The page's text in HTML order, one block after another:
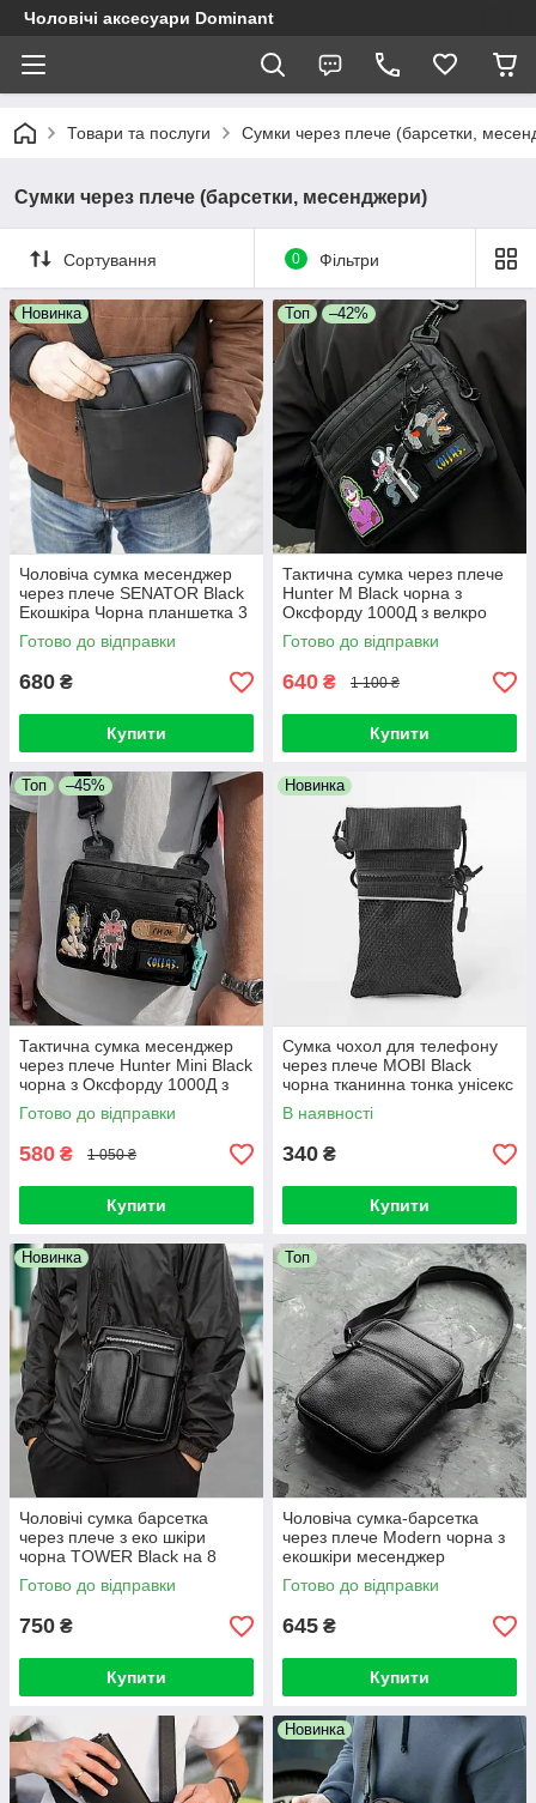
Чоловічі аксесуари Dominant
Товари та послуги Сумки через плече (барсетки,
Сумки через плече (барсетки, месенджери)
Сортування 0 Фільтри
Новинка
Чоловіча сумка месенджер
через плече SENATOR Black
Екошкіра Чорна планшетка 3
відділення
Готово до відправки
680 ₴
Купити
Топ –42%
Тактична сумка через плече
Hunter M Black чорна з
Оксфорду 1000Д з велкро
панеллю для патчів
месенджер барсетка
Готово до відправки
640 ₴ 1 100 ₴
Купити
Топ –45%
Тактична сумка месенджер
через плече Hunter Mini Black
чорна з Оксфорду 1000Д з
велкро панеллю для патчів
барсетка
Готово до відправки
580 ₴ 1 050 ₴
Купити
Новинка
Сумка чохол для телефону
через плече MOBI Black
чорна тканинна тонка унісекс
18х10х2 см
В наявності
340 ₴
Купити
Новинка
Чоловічі сумка барсетка
через плече з еко шкіри
чорна TOWER Black на 8
відділень сумка-месенджер
Готово до відправки
750 ₴
Купити
Топ
Чоловіча сумка-барсетка
через плече Modern чорна з
екошкіри месенджер
Готово до відправки
645 ₴
Купити
Новинка